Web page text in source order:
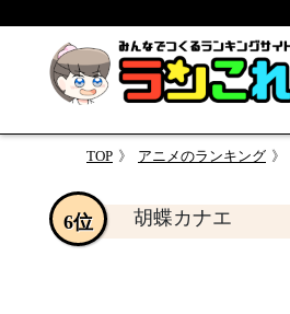
TOP アニメのランキング
胡蝶カナエ
6位